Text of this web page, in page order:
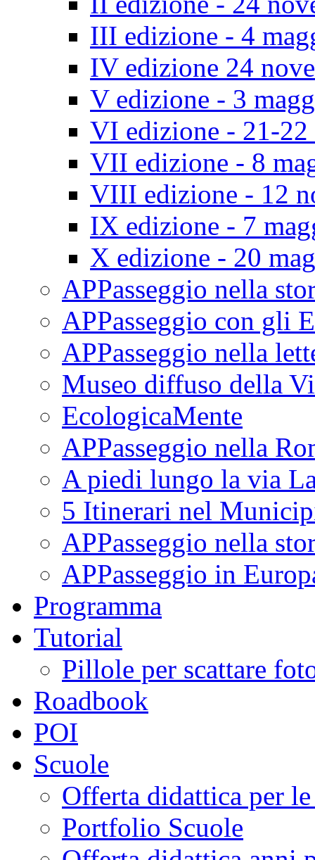
III edizione - 4
IV edizione 24
V edizione - 3
VI edizione - 21-22
VII edizione - 8
VIII edizione - 12
IX edizione - 7
X edizione - 20
APPasseggio nella
APPasseggio con gli
APPasseggio nella
Museo diffuso della
EcologicaMente
APPasseggio nella
A piedi lungo la via
5 Itinerari nel
APPasseggio nella
APPasseggio in
Programma
Tutorial
Pillole per scattare
Roadbook
POI
Scuole
Offerta didattica per
Portfolio Scuole